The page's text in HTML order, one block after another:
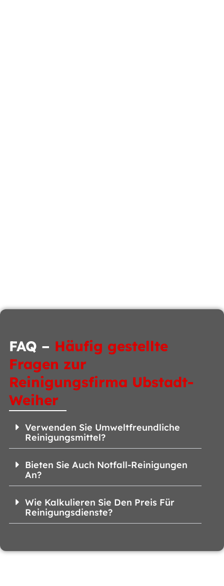
FAQ – Häufig gestellte
Fragen zur
Reinigungsfirma Ubstadt-
Weiher
Verwenden Sie Umweltfreundliche
Reinigungsmittel?
Bieten Sie Auch Notfall-Reinigungen
An?
Wie Kalkulieren Sie Den Preis Für
Reinigungsdienste?